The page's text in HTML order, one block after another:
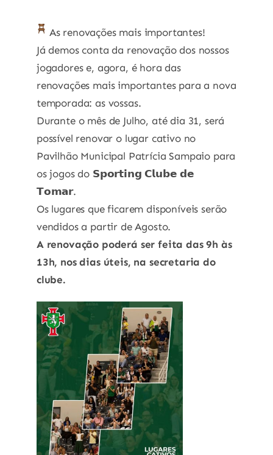
As renovações mais importantes!
Já demos conta da renovação dos nossos
jogadores e, agora, é hora das
renovações mais importantes para a nova
temporada: as vossas.
Durante o mês de Julho, até dia 31, será
possível renovar o lugar cativo no
Pavilhão Municipal Patrícia Sampaio para
os jogos do 𝗦𝗽𝗼𝗿𝘁𝗶𝗻𝗴 𝗖𝗹𝘂𝗯𝗲 𝗱𝗲
𝗧𝗼𝗺𝗮𝗿.
Os lugares que ficarem disponíveis serão
vendidos a partir de Agosto.
A renovação poderá ser feita das 9h às
13h, nos dias úteis, na secretaria do
clube.